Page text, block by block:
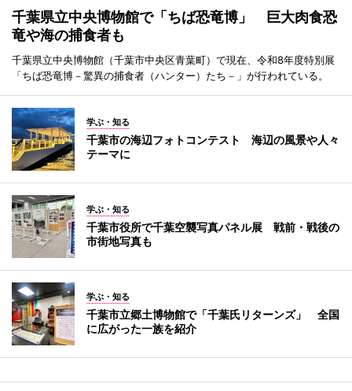
千葉県立中央博物館で「ちば恐竜博」 巨大肉食恐
竜や海の捕食者も
千葉県立中央博物館（千葉市中央区青葉町）で現在、令和8年度特別展
「ちば恐竜博－驚異の捕食者（ハンター）たち－」が行われている。
学ぶ・知る
千葉市の海辺フォトコンテスト 海辺の風景や人々
テーマに
学ぶ・知る
千葉市役所で千葉空襲写真パネル展 戦前・戦後の
市街地写真も
学ぶ・知る
千葉市立郷土博物館で「千葉氏リターンズ」 全国
に広がった一族を紹介